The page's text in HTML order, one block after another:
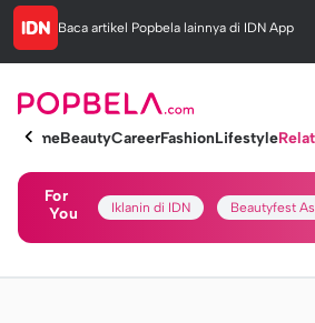
Baca artikel Popbela lainnya di IDN App
HomeBeautyCareerFashionLifestyle
For
You
Iklanin di IDN Beautyfest